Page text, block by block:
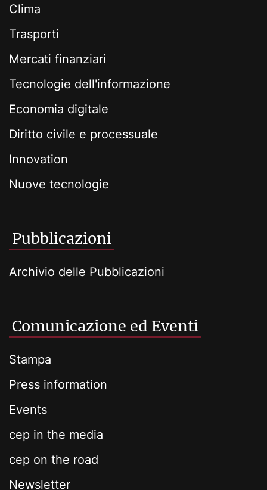
Clima
Trasporti
Mercati finanziari
Tecnologie dell'informazione
Economia digitale
Diritto civile e processuale
Innovation
Nuove tecnologie
Pubblicazioni
Archivio delle Pubblicazioni
Comunicazione ed Eventi
Stampa
Press information
Events
cep in the media
cep on the road
Newsletter